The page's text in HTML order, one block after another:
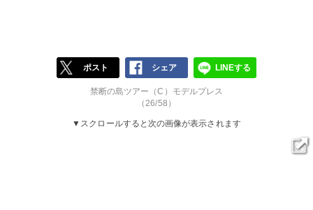
ポスト シェア LINEする
禁断の島ツアー（C）モデルプレス
（26/58）
▼スクロールすると次の画像が表示されます